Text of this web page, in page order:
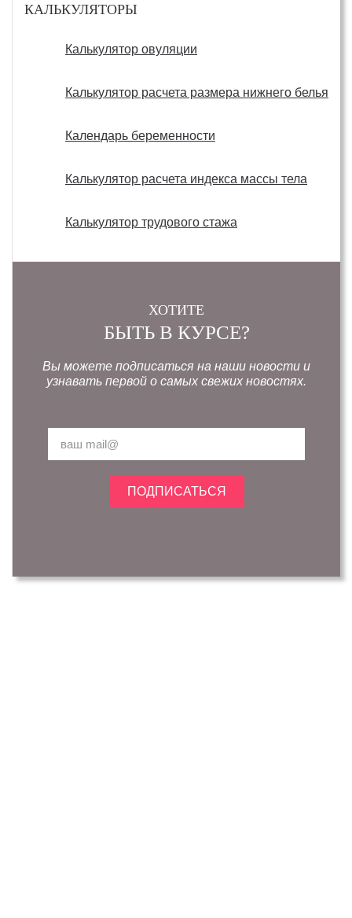
КАЛЬКУЛЯТОРЫ
Калькулятор овуляции
Калькулятор расчета размера нижнего белья
Календарь беременности
Калькулятор расчета индекса массы тела
Калькулятор трудового стажа
ХОТИТЕ
БЫТЬ В КУРСЕ?
Вы можете подписаться на наши новости и
узнавать первой о самых свежих новостях.
ПОДПИСАТЬСЯ